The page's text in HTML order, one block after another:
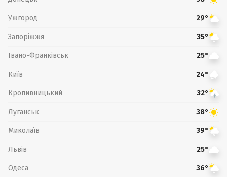
Ужгород 29°
Запоріжжя 35°
Івано-Франківськ 25°
Київ 24°
Кропивницький 32°
Луганськ 38°
Миколаїв 39°
Львів 25°
Одеса 36°